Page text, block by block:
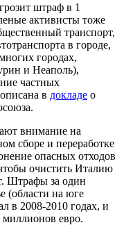
штраф в 1
активисты тоже
транспорт,
в городе,
городах,
и Неаполь),
частных
в докладе о
внимание на
сборе и переработке
опасных отходов
очистить Италию
Штрафы за один
(области на юге
в 2008-2010 годах, и
миллионов евро.